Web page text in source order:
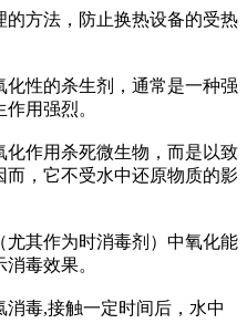
的方法，防止换热设备的受热
化性的杀生剂，通常是一种强
用强烈。
化作用杀死微生物，而是以致
，它不受水中还原物质的影
尤其作为时消毒剂）中氧化能
毒效果。
毒,接触一定时间后，水中